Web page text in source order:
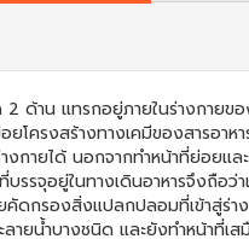
ด้าน แทรกอยู่ภายในร่างกายข
ยโครงสร้างทางเคมีของสารอ
งกายได้ นอกจากทำหน้าที่ย่อย
รจุอยู่ในทางเดินอาหารจึงถือ
ดกรองสิ่งแปลกปลอมที่เข้าสู่ร่
ายน้ำบางชนิด และยังทำหน้าที่